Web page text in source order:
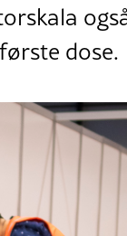
dose.